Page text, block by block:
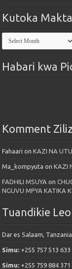
Kutoka
Kutoka
Maktaba
Habari kwa
Komment
Fahaari onKAZI NA
Ma_kompyuta onKAZI
FADHILI MSUYA on
NGUVU MPYA KATIKA
Tuandikie Leo
Dar es Salaam, Tanzania
Simu: +255 757 513 633
Simu: +255 759 884 371